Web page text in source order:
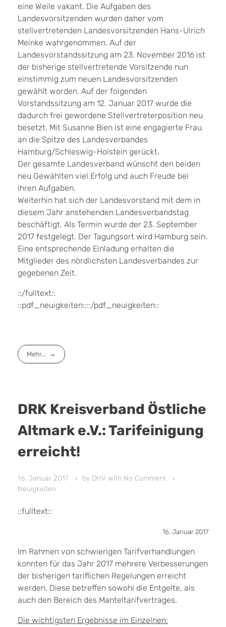
eine Weile vakant. Die Aufgaben des
Landesvorsitzenden wurden daher vom
stellvertretenden Landesvorsitzenden Hans-Ulrich
Meinke wahrgenommen. Auf der
Landesvorstandssitzung am 23. November 2016 ist
der bisherige stellvertretende Vorsitzende nun
einstimmig zum neuen Landesvorsitzenden
gewählt worden. Auf der folgenden
Vorstandssitzung am 12. Januar 2017 wurde die
dadurch frei gewordene Stellvertreterposition neu
besetzt. Mit Susanne Bien ist eine engagierte Frau
an die Spitze des Landesverbandes
Hamburg/Schleswig-Holstein gerückt.
Der gesamte Landesverband wünscht den beiden
neu Gewählten viel Erfolg und auch Freude bei
ihren Aufgaben.
Weiterhin hat sich der Landesvorstand mit dem in
diesem Jahr anstehenden Landesverbandstag
beschäftigt. Als Termin wurde der 23. September
2017 festgelegt. Der Tagungsort wird Hamburg sein.
Eine entsprechende Einladung erhalten die
Mitglieder des nördlichsten Landesverbandes zur
gegebenen Zeit.
::/fulltext::
::pdf_neuigkeiten::::/pdf_neuigkeiten::
Mehr...
DRK Kreisverband Östliche
Altmark e.V.: Tarifeinigung
erreicht!
16. Januar 2017 by DHV with No Comment
Neuigkeiten
::fulltext::
16. Januar 2017
Im Rahmen von schwierigen Tarifverhandlungen
konnten für das Jahr 2017 mehrere Verbesserungen
der bisherigen tariflichen Regelungen erreicht
werden. Diese betreffen sowohl die Entgelte, als
auch den Bereich des Manteltarifvertrages.
Die wichtigsten Ergebnisse im Einzelnen: